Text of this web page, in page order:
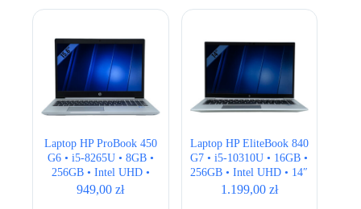
Laptop HP ProBook 450
G6 • i5-8265U • 8GB •
256GB • Intel UHD •
15,6″ Full HD
949,00zł
Laptop HP EliteBook 840
G7 • i5-10310U • 16GB •
256GB • Intel UHD • 14″
Full HD
1.199,00 zł